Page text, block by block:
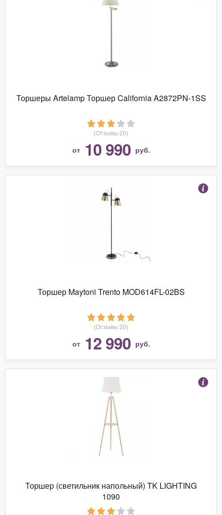
Торшеры Artelamp Торшер California A2872PN-1SS
(Отзывы 20)
от 10 990 руб.
Торшер Maytoni Trento MOD614FL-02BS
(Отзывы 20)
от 12 990 руб.
Торшер (светильник напольный) TK LIGHTING
1090